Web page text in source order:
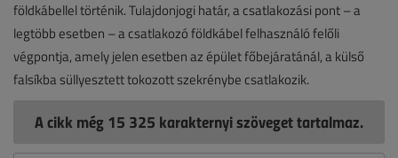
földkábellel történik. Tulajdonjogi határ, a csatlakozási pont – a
legtöbb esetben – a csatlakozó földkábel felhasználó felőli
végpontja, amely jelen esetben az épület főbejáratánál, a külső
falsíkba süllyesztett tokozott szekrénybe csatlakozik.
A cikk még 15 325 karakternyi szöveget tartalmaz.